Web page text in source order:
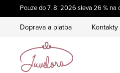
na
Pouze do 7. 8. 2026 sleva 26 %
Doprava a platba Kontakty